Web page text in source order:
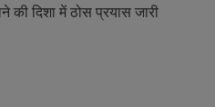
दिशा में ठोस प्रयास जारी